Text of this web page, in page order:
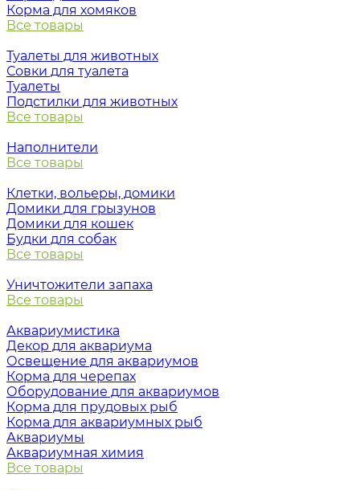
Корма для хомяков
Все товары
Туалеты для животных
Совки для туалета
Туалеты
Подстилки для животных
Все товары
Наполнители
Все товары
Клетки, вольеры, домики
Домики для грызунов
Домики для кошек
Будки для собак
Все товары
Уничтожители запаха
Все товары
Аквариумистика
Декор для аквариума
Освещение для аквариумов
Корма для черепах
Оборудование для аквариумов
Корма для прудовых рыб
Корма для аквариумных рыб
Аквариумы
Аквариумная химия
Все товары